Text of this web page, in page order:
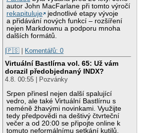
autor John MacFarlane při tomto výročí
rekapituluje
jednotlivé etapy vývoje
a přidávání nových funkcí – rozšíření
nejen Markdownu a podporu mnoha
dalších formátů.
|🇵🇸 | Komentářů: 0
Virtuální Bastlírna vol. 65: Už vám
dorazil předobjednaný INDX?
4.8. 00:55 | Pozvánky
Srpen přinesl nejen další spalující
vedro, ale také Virtuální Bastlírnu s
neméně žhavými novinkami. Využijte
tedy předpovědi na deštivý čtvrteční
večer a od 20:00 se připojte online k
tomuto neformálnímu setkání kutilů,